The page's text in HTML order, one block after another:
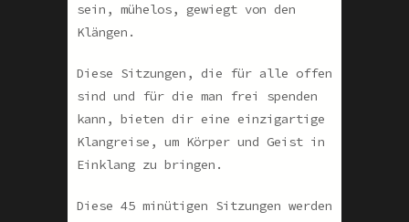
sein, mühelos, gewiegt von den
Klängen.
Diese Sitzungen, die für alle offen
sind und für die man frei spenden
kann, bieten dir eine einzigartige
Klangreise, um Körper und Geist in
Einklang zu bringen.
Diese 45 minütigen Sitzungen werden